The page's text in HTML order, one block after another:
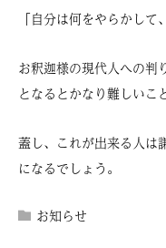
「自分は何をやらかし
お釈迦様の現代人への判
となるとかなり難しいこ
蓋し、これが出来る人は
になるでしょう。
お知らせ